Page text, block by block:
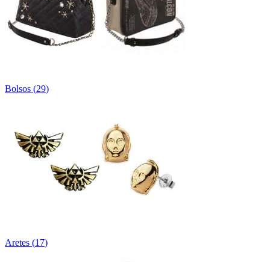
Bolsos (29)
Aretes (17)